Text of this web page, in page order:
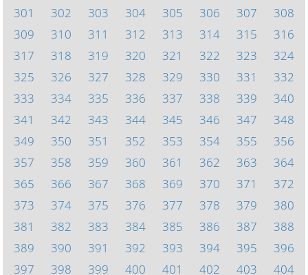
301
302 303 304 305 306 307
308
309
310 311 312 313 314 315
316
317
318 319 320 321 322 323
324
325
326 327 328 329 330 331
332
333
334 335 336 337 338 339
340
341
342 343 344 345 346 347
348
349
350 351 352 353 354 355
356
357
358 359 360 361 362 363
364
365
366 367 368 369 370 371
372
373
374 375 376 377 378 379
380
381
382 383 384 385 386 387
388
389
390 391 392 393 394 395
396
397
398 399 400 401 402 403 404